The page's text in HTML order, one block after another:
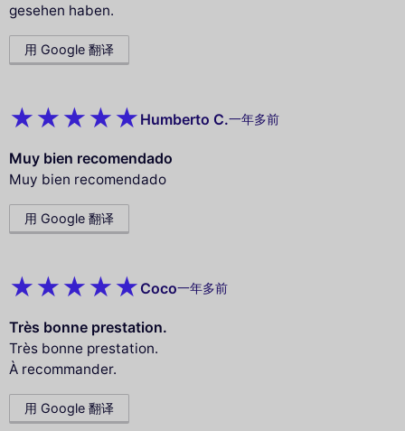
gesehen haben.
用 Google 翻译
Humberto C.一年多前
Muy bien recomendado
Muy bien recomendado
用 Google 翻译
Coco一年多前
Très bonne prestation.
Très bonne prestation.
À recommander.
用 Google 翻译